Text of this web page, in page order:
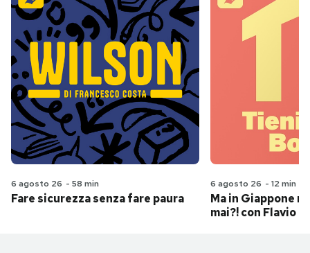
6 agosto 26 - 58 min
Fare sicurezza senza fare paura
6 agosto 26 - 12 min
Ma in Giappone
mai?! con Flavio